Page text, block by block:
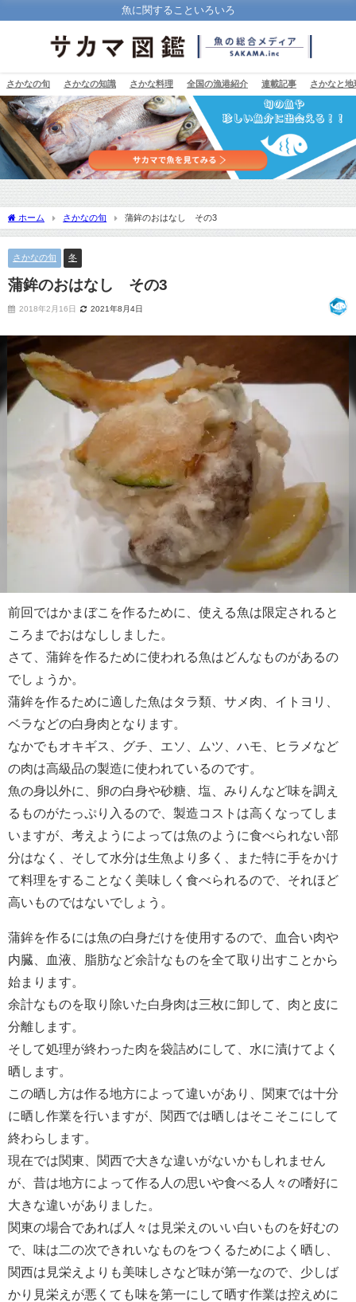
魚に関することいろいろ
さかなの旬 さかなの知識 さかな料理 全国の漁港紹介 連載記事 さかなと地
ホーム さかなの旬 蒲鉾のおはなし その3
さかなの旬 冬
蒲鉾のおはなし その3
2018年2月16日 2021年8月4日
前回ではかまぼこを作るために、使える魚は限定されると
ころまでおはなししました。
さて、蒲鉾を作るために使われる魚はどんなものがあるの
でしょうか。
蒲鉾を作るために適した魚はタラ類、サメ肉、イトヨリ、
ベラなどの白身肉となります。
なかでもオキギス、グチ、エソ、ムツ、ハモ、ヒラメなど
の肉は高級品の製造に使われているのです。
魚の身以外に、卵の白身や砂糖、塩、みりんなど味を調え
るものがたっぷり入るので、製造コストは高くなってしま
いますが、考えようによっては魚のように食べられない部
分はなく、そして水分は生魚より多く、また特に手をかけ
て料理をすることなく美味しく食べられるので、それほど
高いものではないでしょう。
蒲鉾を作るには魚の白身だけを使用するので、血合い肉や
内臓、血液、脂肪など余計なものを全て取り出すことから
始まります。
余計なものを取り除いた白身肉は三枚に卸して、肉と皮に
分離します。
そして処理が終わった肉を袋詰めにして、水に漬けてよく
晒します。
この晒し方は作る地方によって違いがあり、関東では十分
に晒し作業を行いますが、関西では晒しはそこそこにして
終わらします。
現在では関東、関西で大きな違いがないかもしれません
が、昔は地方によって作る人の思いや食べる人々の嗜好に
大きな違いがありました。
関東の場合であれば人々は見栄えのいい白いものを好むの
で、味は二の次できれいなものをつくるためによく晒し、
関西は見栄えよりも美味しさなど味が第一なので、少しば
かり見栄えが悪くても味を第一にして晒す作業は控えめに